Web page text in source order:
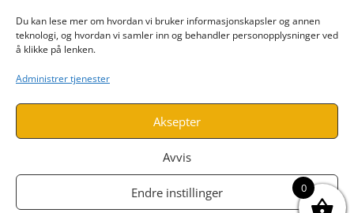
Du kan lese mer om hvordan vi bruker informasjonskapsler og annen
teknologi, og hvordan vi samler inn og behandler personopplysninger ved
å klikke på lenken.
Administrer tjenester
Aksepter
Avvis
Endre instillinger
INFORMASJON
Personvern
0